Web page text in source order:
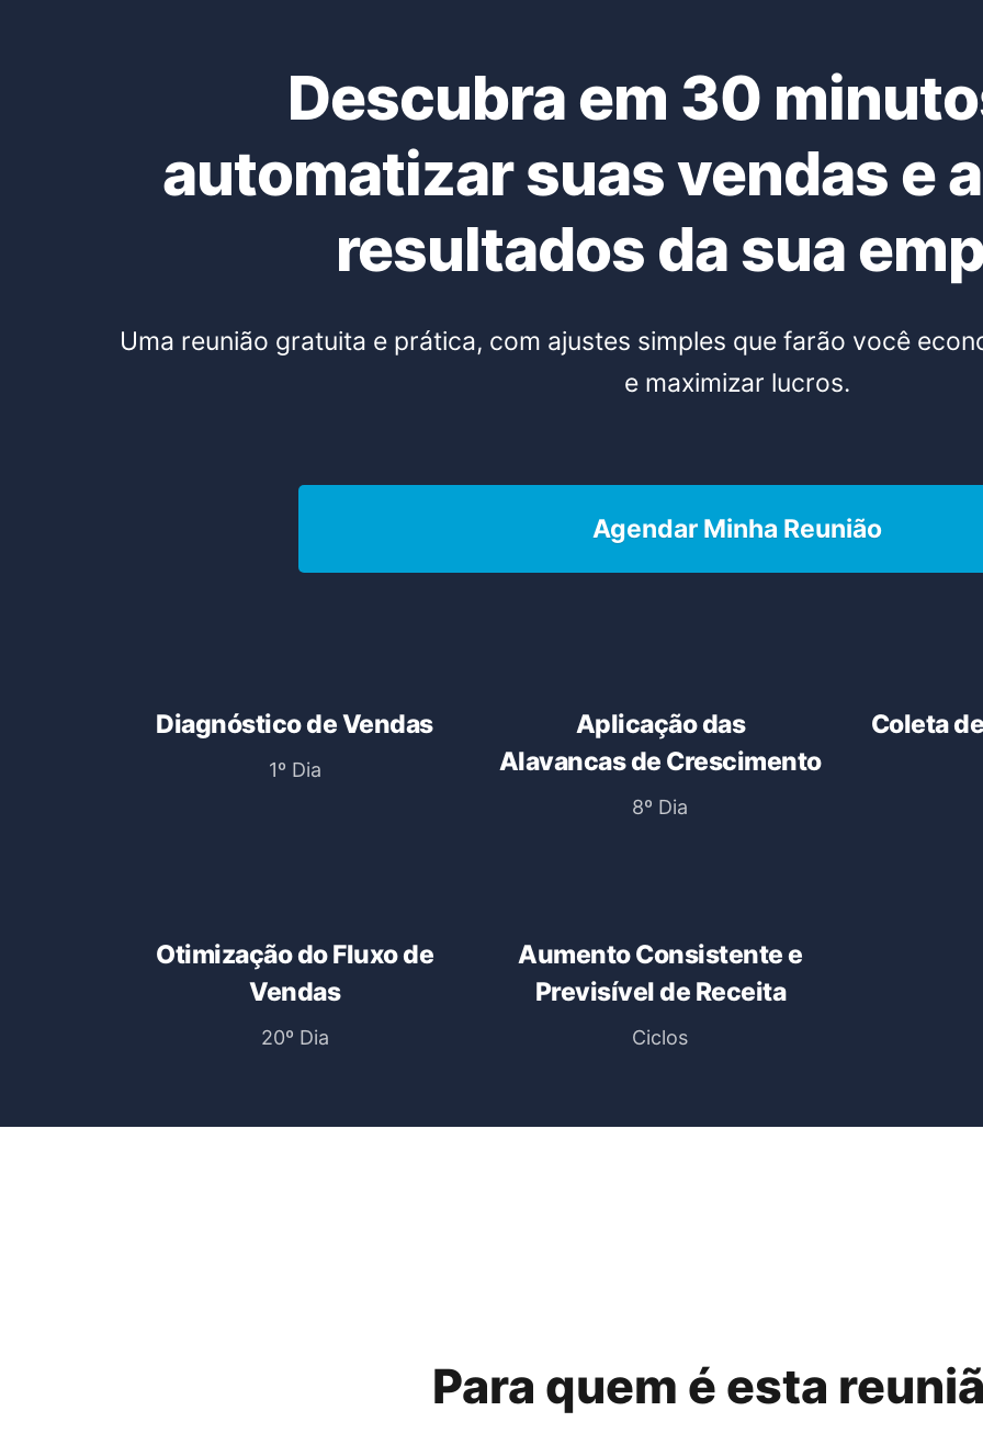
Descubra em 30
automatizar suas vendas e
resultados da sua
Uma reunião gratuita e prática, com ajustes simples que farão você
e maximizar lucros.
Agendar Minha Reunião
Diagnóstico de Vendas
1º Dia
Aplicação das
Alavancas de Crescimento
8º Dia
Coleta
Otimização do Fluxo de
Vendas
20º Dia
Aumento Consistente e
Previsível de Receita
Ciclos
Para quem é esta